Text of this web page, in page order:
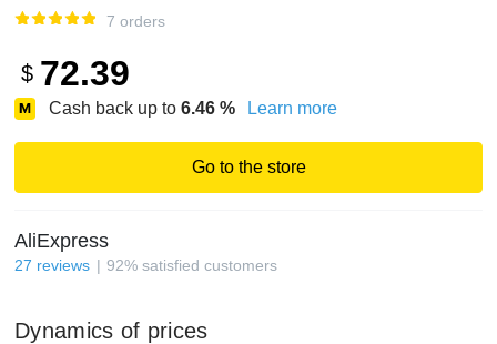
7 orders
$ 72.39
Cash back up to 6.46 % Learn more
Go to the store
AliExpress
27 reviews 92% satisfied customers
Dynamics of prices